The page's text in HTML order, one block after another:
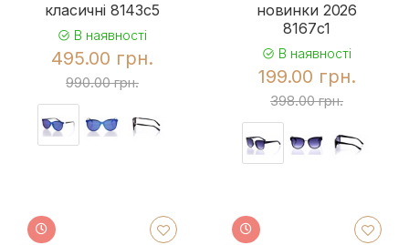
класичні 8143c5
В наявності
495.00 грн.
990.00 грн.
новинки 2026
8167c1
В наявності
199.00 грн.
398.00 грн.